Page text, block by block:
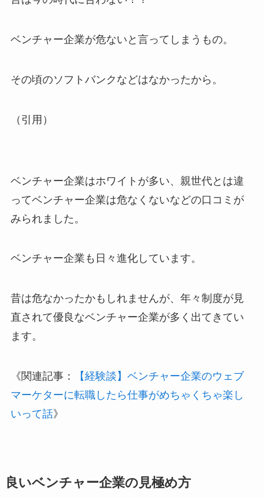
ベンチャー企業が危ないと言ってしまうもの。
その頃のソフトバンクなどはなかったから。
（引用）
ベンチャー企業はホワイトが多い、親世代とは違
ってベンチャー企業は危なくないなどの口コミが
みられました。
ベンチャー企業も日々進化しています。
昔は危なかったかもしれませんが、年々制度が見
直されて優良なベンチャー企業が多く出てきてい
ます。
《関連記事：
【経験談】ベンチャー企業のウェブ
マーケターに転職したら仕事がめちゃくちゃ楽し
いって話》
良いベンチャー企業の見極め方